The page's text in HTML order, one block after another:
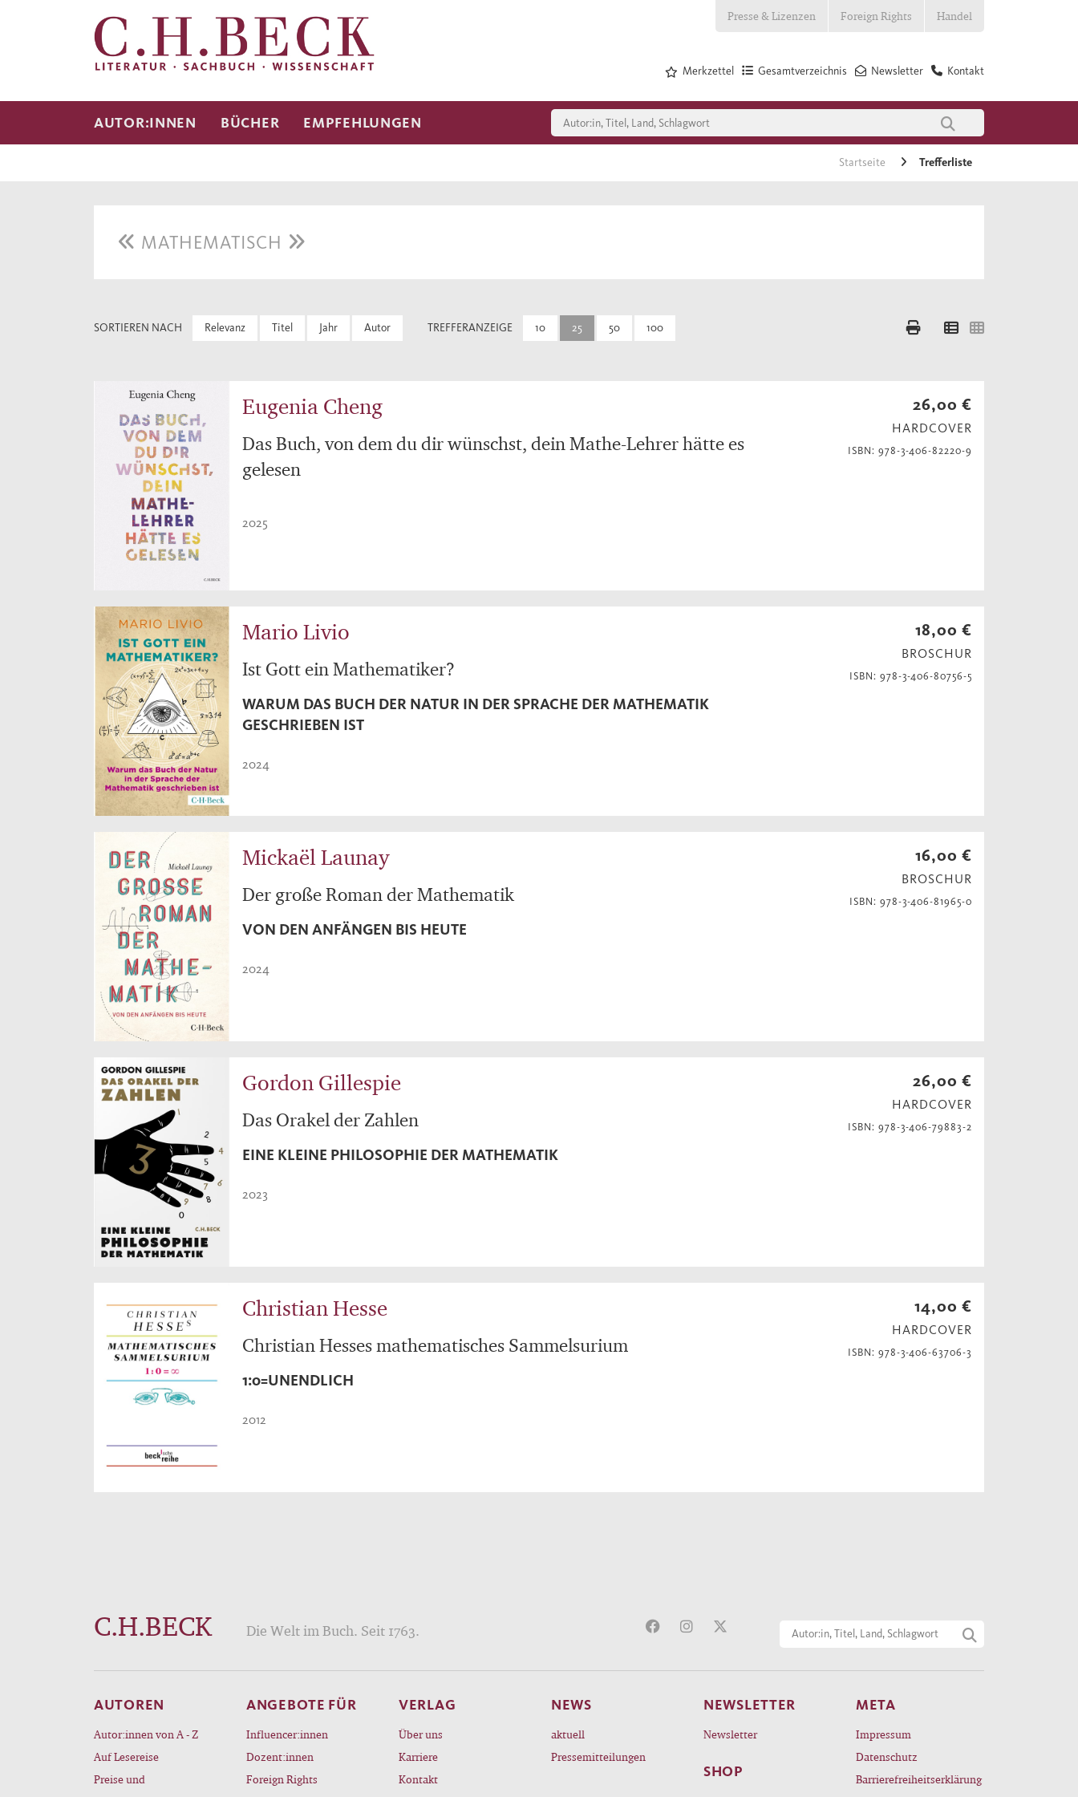
Presse & Lizenzen Foreign Rights Handel
Kontakt
Newsletter
Gesamtverzeichnis
Merkzettel
AUTOR:INNEN BÜCHER EMPFEHLUNGEN
Startseite Trefferliste
MATHEMATISCH
SORTIEREN NACH Relevanz Titel Jahr Autor TREFFERANZEIGE 10 25 50 100
Eugenia Cheng
Das Buch, von dem du dir wünschst, dein Mathe-Lehrer hätte es
gelesen
2025
26,00 €
HARDCOVER
ISBN: 978-3-406-82220-9
Mario Livio
Ist Gott ein Mathematiker?
WARUM DAS BUCH DER NATUR IN DER SPRACHE DER MATHEMATIK
GESCHRIEBEN IST
2024
18,00 €
BROSCHUR
ISBN: 978-3-406-80756-5
Mickaël Launay
Der große Roman der Mathematik
VON DEN ANFÄNGEN BIS HEUTE
2024
16,00 €
BROSCHUR
ISBN: 978-3-406-81965-0
Gordon Gillespie
Das Orakel der Zahlen
EINE KLEINE PHILOSOPHIE DER MATHEMATIK
2023
26,00 €
HARDCOVER
ISBN: 978-3-406-79883-2
Christian Hesse
Christian Hesses mathematisches Sammelsurium
1:0=UNENDLICH
2012
14,00 €
HARDCOVER
ISBN: 978-3-406-63706-3
C.H.BECK Die Welt im Buch. Seit 1763.
AUTOREN
Autor:innen von A - Z
Auf Lesereise
Preise und
ANGEBOTE FÜR
Influencer:innen
Dozent:innen
Foreign Rights
VERLAG
Über uns
Karriere
Kontakt
NEWS
aktuell
Pressemitteilungen
NEWSLETTER
Newsletter
SHOP
META
Impressum
Datenschutz
Barrierefreiheitserklärung